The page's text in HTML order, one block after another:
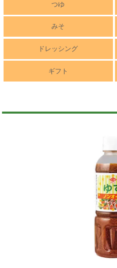
つゆ
みそ
ドレッシング
ギフト